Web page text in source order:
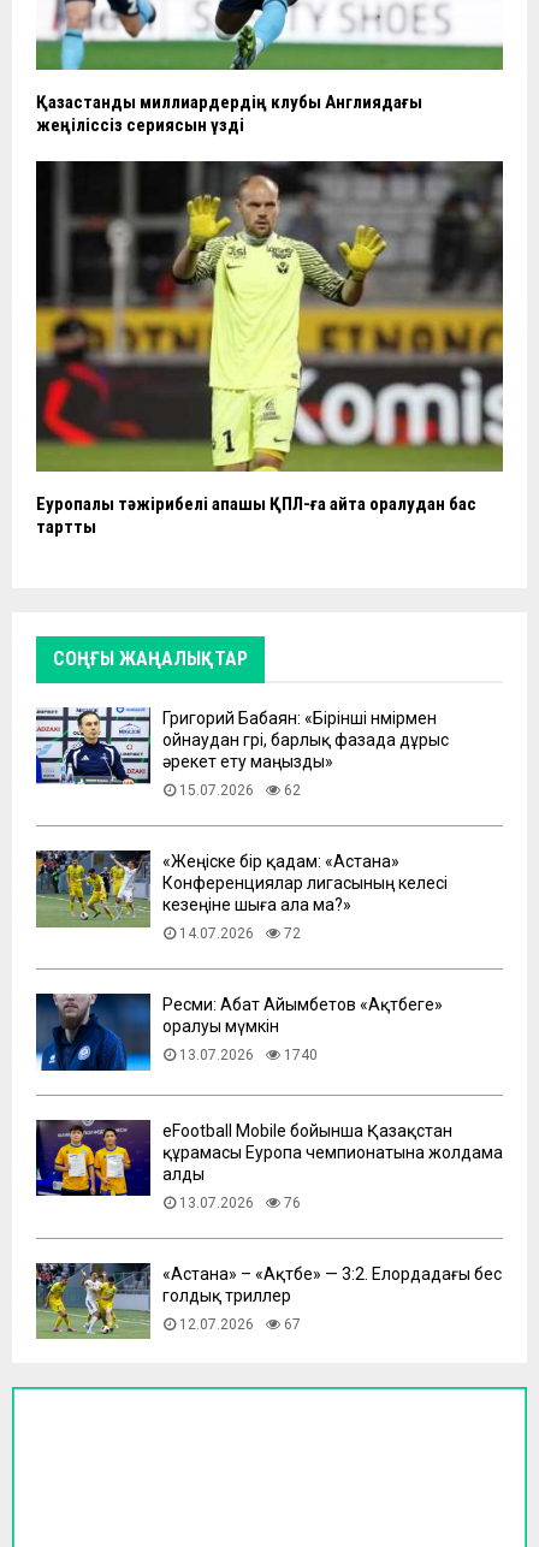
Қазақстандық миллиардердің клубы Англиядағы
жеңіліссіз сериясын үзді
Еуропалық тәжірибелі қақпашы ҚПЛ-ға қайта оралудан бас
тартты
СОҢҒЫ ЖАҢАЛЫҚТАР
Григорий Бабаян: «Бірінші нөмірмен
ойнаудан гөрі, барлық фазада дұрыс
әрекет ету маңызды»
15.07.2026 62
«Жеңіске бір қадам: «Астана»
Конференциялар лигасының келесі
кезеңіне шыға ала ма?»
14.07.2026 72
Ресми: Абат Айымбетов «Ақтөбеге»
оралуы мүмкін
13.07.2026 1740
eFootball Mobile бойынша Қазақстан
құрамасы Еуропа чемпионатына жолдама
алды
13.07.2026 76
​«Астана» – «Ақтөбе» — 3:2. Елордадағы бес
голдық триллер
12.07.2026 67